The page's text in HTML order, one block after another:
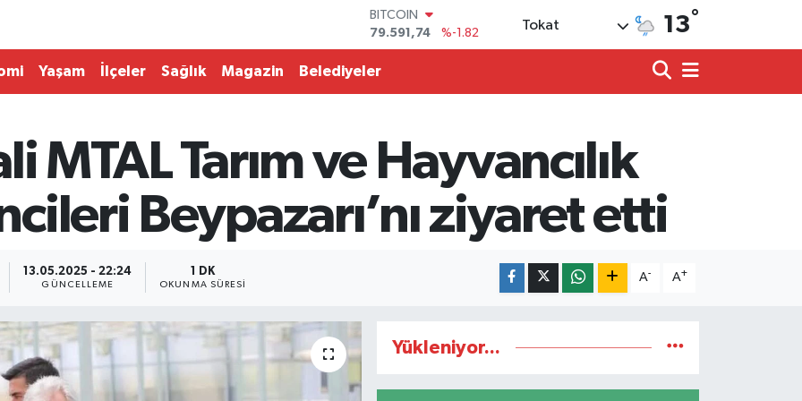
BITCOIN
79.591,74
%-1.82
DOLAR
45,43620
61,60380
G.ALTIN
6862,09000
%0.19
BİST100
14.598,00
%0
Tokat 13°
Yaşam İlçeler Sağlık Magazin Belediyeler
MTAL Tarım ve Hayvancılık
Beypazarı’nı ziyaret etti
13.05.2025 - 22:24
GÜNCELLEME
1 DK
OKUNMA SÜRESI
A- A+
Yükleniyor...